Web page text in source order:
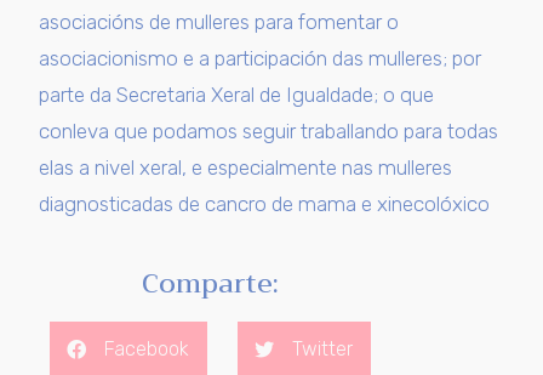
asociacións de mulleres para fomentar o
asociacionismo e a participación das mulleres; por
parte da Secretaria Xeral de Igualdade; o que
conleva que podamos seguir traballando para todas
elas a nivel xeral, e especialmente nas mulleres
diagnosticadas de cancro de mama e xinecolóxico
Comparte:
Facebook Twitter